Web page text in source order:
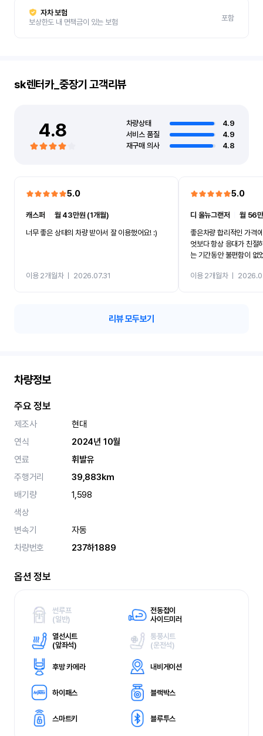
자차 보험
보상한도 내 면책금이 있는 보험
포함
sk렌터카_중장기 고객리뷰
4.8 차량상태
4.9
서비스 품질
4.9
재구매 의사
4.8
5.0
캐스퍼
월 43만원 (1개월)
너무 좋은 상태의 차량 받아서 잘 이용했어요! :)
이용 2개월차ㅣ 2026.07.31
5.0
디 올뉴그랜저 ㅣ월 56
좋은차량 합리적인 가격
엇보다 항상 응대가 친절
는 기간동안 불편함이 없
카 렌트 고민없이 강추합
이용 2개월차ㅣ
리뷰 모두보기
차량정보
주요 정보
제조사
현대
연식
2024년 10월
연료
휘발유
주행거리
39,883km
배기량
1,598
색상
변속기
자동
차량번호
237하1889
옵션 정보
썬루프
(일반)
전동접이
사이드미러
열선시트
(앞좌석)
통풍시트
(운전석)
후방 카메라 내비게이션
하이패스 블랙박스
스마트키 블루투스